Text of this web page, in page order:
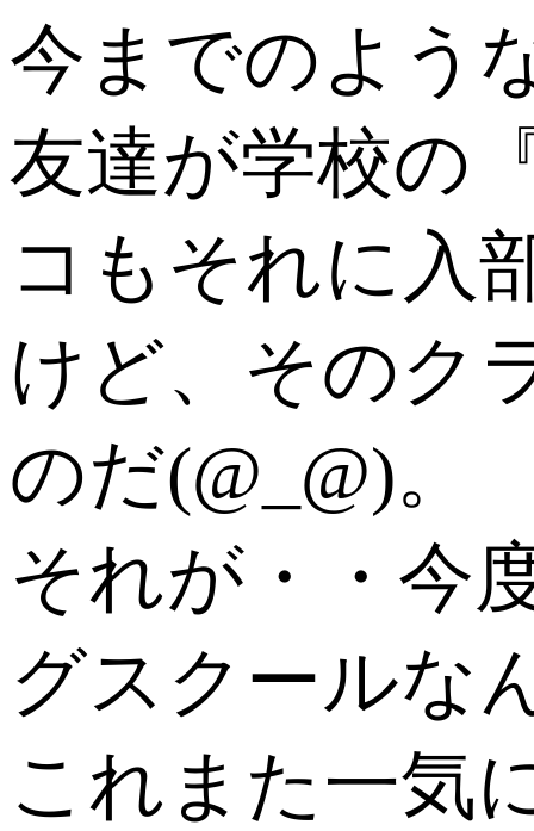
今までのよう
友達が学校の
コもそれに入
けど、そのク
のだ(@_@)。
それが・・今
グスクールな
これまた一気